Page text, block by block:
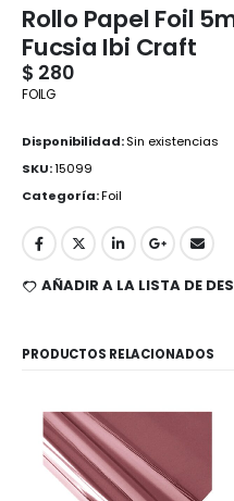
Rollo Papel Foil
Fucsia Ibi Craft
$ 280
FOILG
Disponibilidad:Sin existencias
SKU:15099
Categoría:Foil
AÑADIR A LA LISTA DE
PRODUCTOS RELACIONADOS